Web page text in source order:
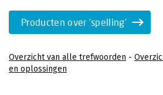
Producten over 'spelling'
Overzicht van alle trefwoorden -
en oplossingen